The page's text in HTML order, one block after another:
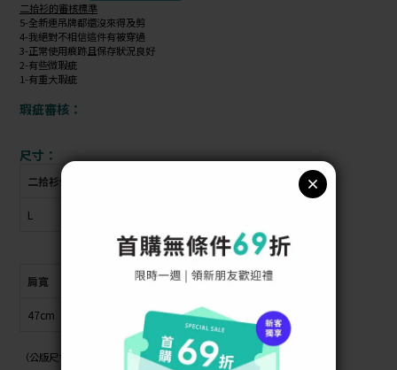
二拾衫的審核標準
5-全新連吊牌都還沒來得及剪
4-我絕對不相信這件有被穿過
3-正常使用痕跡且保存狀況良好
2-有些微瑕疵
1-有重大瑕疵
瑕疵審核：
尺寸：
二拾衫公版尺寸
L
肩寬 袖長
47cm 60cm
（公版尺寸指南可參考商品照）